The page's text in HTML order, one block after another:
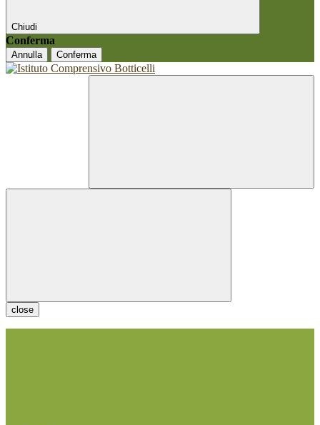
Chiudi
Conferma
Annulla Conferma
close